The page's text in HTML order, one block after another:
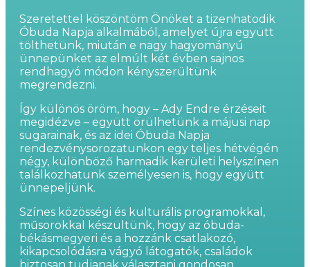
Szeretettel köszöntöm Önöket a tizenhatodik
Óbuda Napja alkalmából, amelyet újra együtt
tölthetünk, miután e nagy hagyományú
ünnepünket az elmúlt két évben sajnos
rendhagyó módon kényszerültünk
megrendezni.
Így különös öröm, hogy – Ady Endre érzéseit
megidézve – együtt örülhetünk a májusi nap
sugarainak, és az idei Óbuda Napja
rendezvénysorozatunkon egy teljes hétvégén
négy, különböző harmadik kerületi helyszínen
találkozhatunk személyesen is, hogy együtt
ünnepeljünk.
Színes közösségi és kulturális programokkal,
műsorokkal készültünk, hogy az óbuda-
békásmegyeri és a hozzánk csatlakozó,
kikapcsolódásra vágyó látogatók, családok